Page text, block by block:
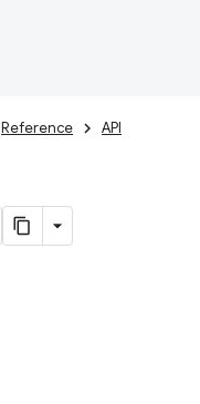
Reference API